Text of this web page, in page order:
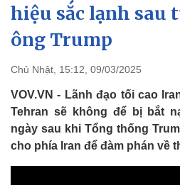
Đảng
Tổ chức nhân sự
Quốc hội
Nhận diện sự thật
hiệu sắc lạnh sau
ông Trump
Chủ Nhật, 15:12, 09/03/2025
VOV.VN - Lãnh đạo tối cao
Tehran sẽ không để bị bắt
ngày sau khi Tổng thống
cho phía Iran để đàm phán về